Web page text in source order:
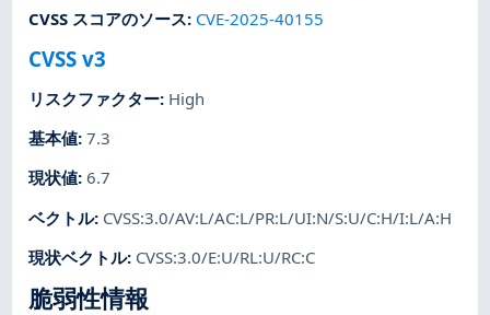
CVSS スコアのソース: CVE-2025-40155
CVSS v3
リスクファクター: High
基本値:7.3
現状値:6.7
ベクトル: CVSS:3.0/AV:L/AC:L/PR:L/UI:N/S:U/C:H/I:L/A:H
現状ベクトル: CVSS:3.0/E:U/RL:U/RC:C
脆弱性情報